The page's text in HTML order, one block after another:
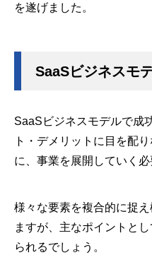
を遂げました。
SaaSビジネスモ
SaaSビジネスモデルで成
ト・デメリットに目を配
に、事業を展開していく必
様々な要素を複合的に捉
ますが、主なポイントと
られるでしょう。